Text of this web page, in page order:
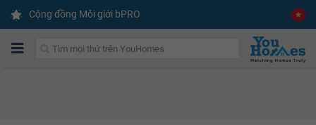
Cộng đồng Môi giới bPRO